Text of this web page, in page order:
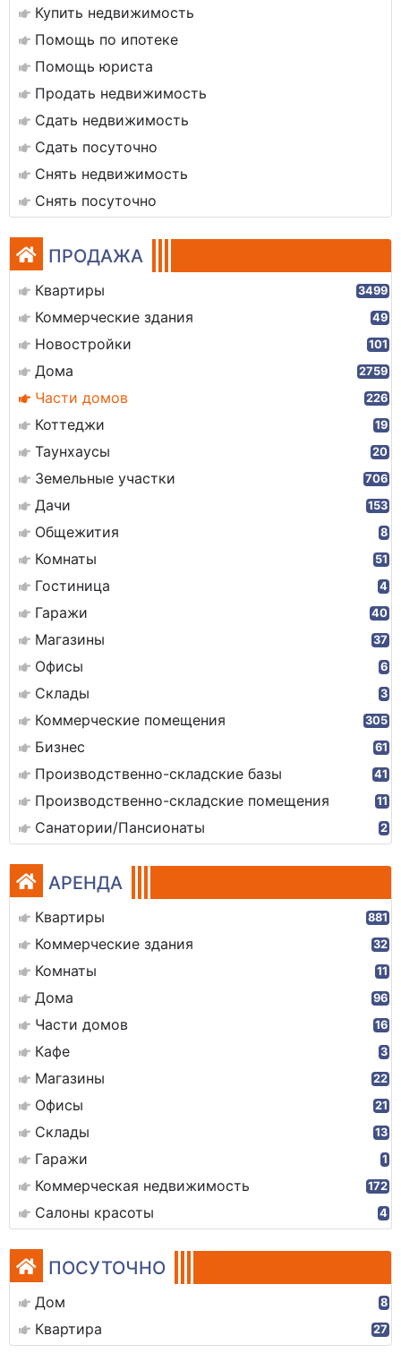
Купить недвижимость
Помощь по ипотеке
Помощь юриста
Продать недвижимость
Сдать недвижимость
Сдать посуточно
Снять недвижимость
Снять посуточно
ПРОДАЖА
Квартиры 3499
Коммерческие здания 49
Новостройки 101
Дома 2759
Части домов 226
Коттеджи 19
Таунхаусы 20
Земельные участки 706
Дачи 153
Общежития 8
Комнаты 51
Гостиница 4
Гаражи 40
Магазины 37
Офисы 6
Склады 3
Коммерческие помещения 305
Бизнес 61
Производственно-складские базы 41
Производственно-складские помещения 11
Санатории/Пансионаты 2
АРЕНДА
Квартиры 881
Коммерческие здания 32
Комнаты 11
Дома 96
Части домов 16
Кафе 3
Магазины 22
Офисы 21
Склады 13
Гаражи 1
Коммерческая недвижимость 172
Салоны красоты 4
ПОСУТОЧНО
Дом 8
Квартира 27